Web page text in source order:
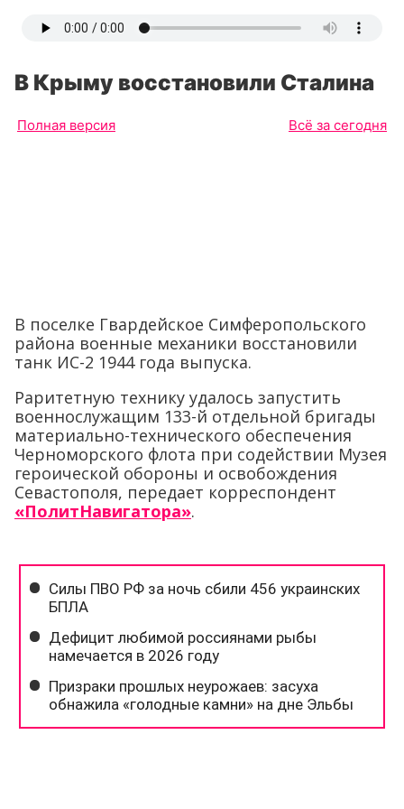
В Крыму восстановили Сталина
Полная версия Всё за сегодня
В поселке Гвардейское Симферопольского
района военные механики восстановили
танк ИС-2 1944 года выпуска.
Раритетную технику удалось запустить
военнослужащим 133-й отдельной бригады
материально-технического обеспечения
Черноморского флота при содействии Музея
героической обороны и освобождения
Севастополя, передает корреспондент
«ПолитНавигатора».